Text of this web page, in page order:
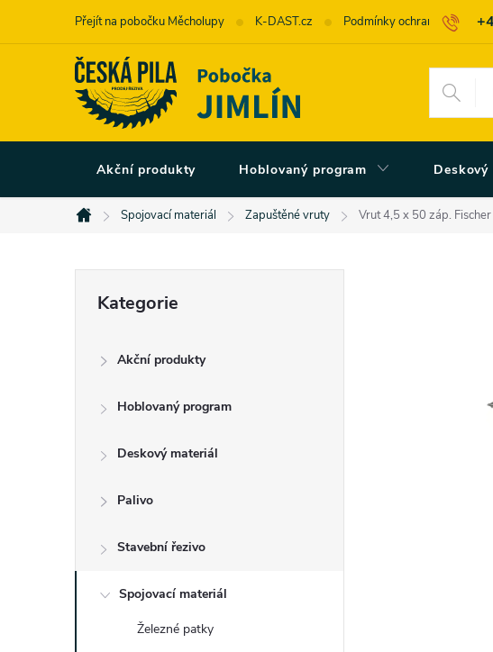
Přejít na pobočku Měcholupy K-DAST.cz Podmínky ochrany osobních
Akční produkty Hoblovaný program
Domů
Spojovací materiál Zapuštěné vruty Vrut 4,5 x 50 záp.
n
kategorie
Kategorie
Akční produkty
Hoblovaný program
Deskový materiál
Palivo
Stavební řezivo
Spojovací materiál
Železné patky